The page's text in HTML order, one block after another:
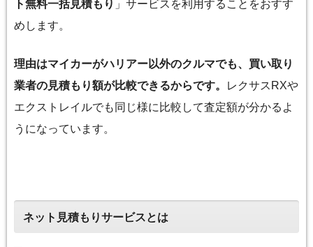
ト無料一括見積もり 」サービスを利用することをおすす
めします。
理由はマイカーがハリアー以外のクルマでも、買い取り
業者の見積もり額が比較できるからです。
レクサスRXや
エクストレイルでも同じ様に比較して査定額が分かるよ
うになっています。
ネット見積もりサービスとは